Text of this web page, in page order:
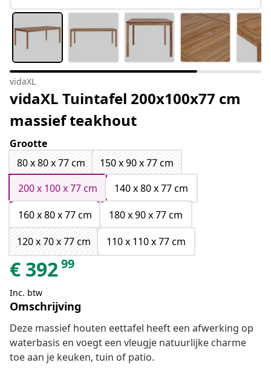
vidaXL
vidaXL Tuintafel 200x100x77 cm
massief teakhout
Grootte
80 x 80 x 77 cm
150 x 90 x 77 cm
200 x 100 x 77 cm
140 x 80 x 77 cm
160 x 80 x 77 cm
180 x 90 x 77 cm
120 x 70 x 77 cm
110 x 110 x 77 cm
€ 39299
Inc. btw
Omschrijving
Deze massief houten eettafel heeft een afwerking op
waterbasis en voegt een vleugje natuurlijke charme
toe aan je keuken, tuin of patio.